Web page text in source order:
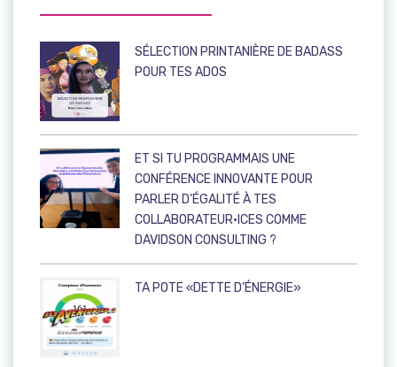
SÉLECTION PRINTANIÈRE DE BADASS
POUR TES ADOS
ET SI TU PROGRAMMAIS UNE
CONFÉRENCE INNOVANTE POUR
PARLER D’ÉGALITÉ À TES
COLLABORATEUR·ICES COMME
DAVIDSON CONSULTING ?
TA POTE «DETTE D’ÉNERGIE»